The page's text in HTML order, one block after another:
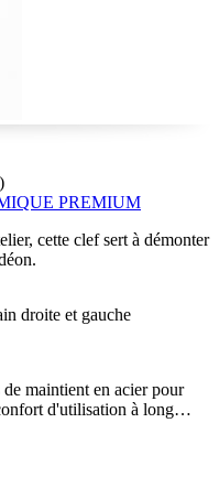
PREMIUM
cette clef sert à démonter
droite et gauche
maintient en acier pour
d'utilisation à long